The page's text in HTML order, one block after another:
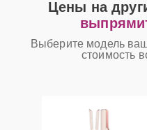
Цены на
Выберите модель
стоимость